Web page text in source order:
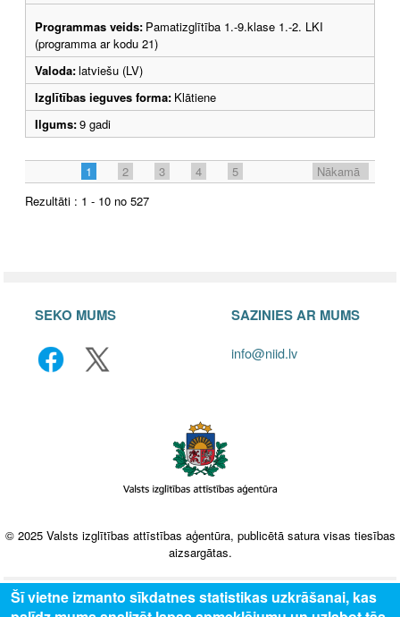
Programmas veids: Pamatizglītība 1.-9.klase 1.-2. LKI
(programma ar kodu 21)
Valoda:latviešu (LV)
Izglītības ieguves forma: Klātiene
Ilgums:9 gadi
1 2 3 4 5
Nākamā
Rezultāti : 1 - 10 no 527
SEKO MUMS SAZINIES AR MUMS
info@niid.lv
© 2025 Valsts izglītības attīstības aģentūra, publicētā satura visas tiesības
aizsargātas.
Šī vietne izmanto sīkdatnes statistikas uzkrāšanai, kas